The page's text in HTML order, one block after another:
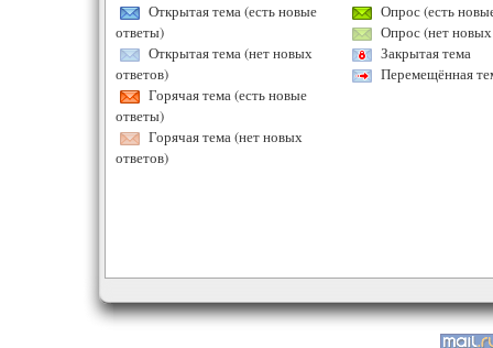
Открытая тема (есть новые
ответы)
Открытая тема (нет новых
ответов)
Горячая тема (есть новые
ответы)
Горячая тема (нет новых
ответов)
Опрос (есть
Опрос (нет новых
Закрытая тема
Перемещённая